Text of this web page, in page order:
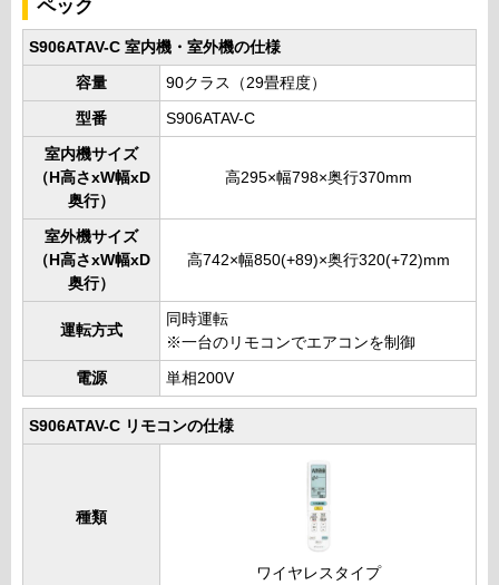
ペック
S906ATAV-C 室内機・室外機の仕様
容量 90クラス（29畳程度）
型番 S906ATAV-C
室内機サイズ
（H高さxW幅xD
奥行）
高295×幅798×奥行370mm
室外機サイズ
（H高さxW幅xD
奥行）
高742×幅850(+89)×奥行320(+72)mm
運転方式
同時運転
※一台のリモコンでエアコンを制御
電源 単相200V
S906ATAV-C リモコンの仕様
種類
ワイヤレスタイプ